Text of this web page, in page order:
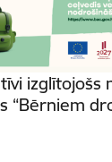
izglītojošs
“Bērniem